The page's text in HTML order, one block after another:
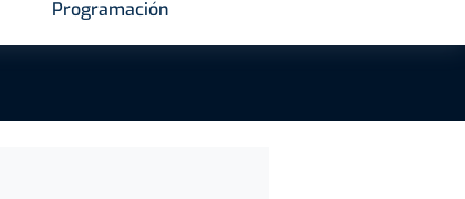
Programación